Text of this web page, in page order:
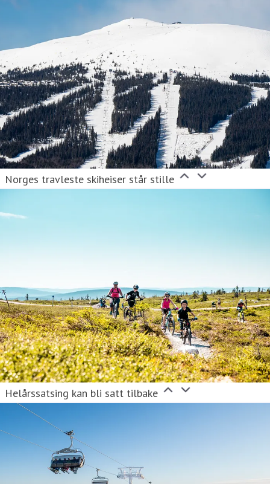
Norges travleste skiheiser står stille
Helårssatsing kan bli satt tilbake